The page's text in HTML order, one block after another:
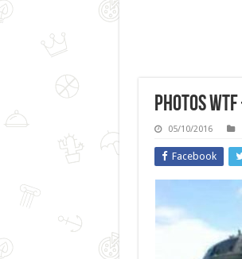
Photos
05/10/2016
Facebook